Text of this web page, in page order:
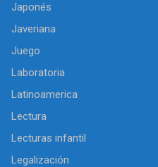
Japonés
Javeriana
Juego
Laboratoria
Latinoamerica
Lectura
Lecturas infantil
Legalización